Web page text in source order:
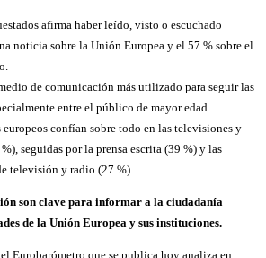
afirma haber leído, visto o escuchado
noticia sobre la Unión Europea y el 57 % sobre el
de comunicación más utilizado para seguir las
entre el público de mayor edad.
europeos confían sobre todo en las televisiones y
seguidas por la prensa escrita (39 %) y las
televisión y radio (27 %).
son clave para informar a la ciudadanía
de la Unión Europea y sus instituciones.
Eurobarómetro que se publica hoy analiza en